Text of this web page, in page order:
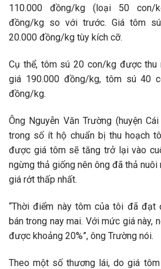
110.000 đồng/kg (loại 50 con/
đồng/kg so với trước. Giá tôm
20.000 đồng/kg tùy kích cỡ.
Cụ thể, tôm sú 20 con/kg được thu
giá 190.000 đồng/kg, tôm sú 40
đồng/kg.
Ông Nguyễn Văn Trường (huyện
trong số ít hộ chuẩn bị thu hoạch
được giá tôm sẽ tăng trở lại vào
ngừng thả giống nên ông đã thả
giá rớt thấp nhất.
“Thời điểm này tôm của tôi đã
bán trong nay mai. Với mức giá này,
được khoảng 20%”, ông Trường nói.
Theo một số thương lái, do giá